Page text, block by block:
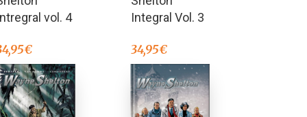
vol. 4
€
Integral Vol. 3
34,95€